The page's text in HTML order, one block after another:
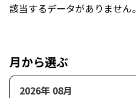
該当するデータがありません。
月から選ぶ
2026年 08月